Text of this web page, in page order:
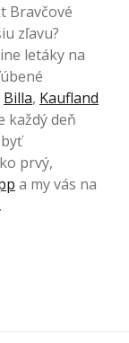
Bravčové
zľavu?
letáky na
Billa, Kaufland
každý deň
prvý,
a my vás na